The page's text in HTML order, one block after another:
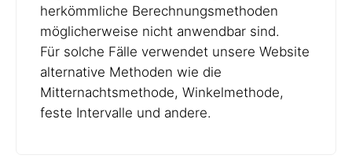
herkömmliche Berechnungsmethoden
möglicherweise nicht anwendbar sind.
Für solche Fälle verwendet unsere Website
alternative Methoden wie die
Mitternachtsmethode, Winkelmethode,
feste Intervalle und andere.